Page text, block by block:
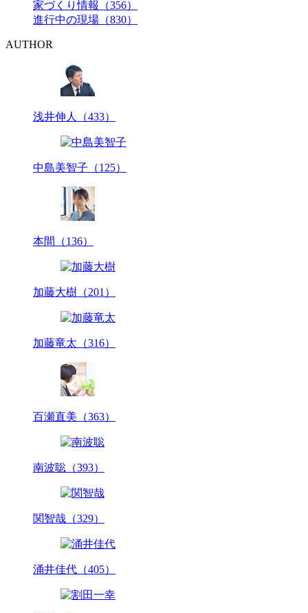
家づくり情報（356）
進行中の現場（830）
AUTHOR
浅井伸人（433）
中島美智子（125）
本間（136）
加藤大樹（201）
加藤竜太（316）
百瀬直美（363）
南波聡（393）
関智哉（329）
涌井佳代（405）